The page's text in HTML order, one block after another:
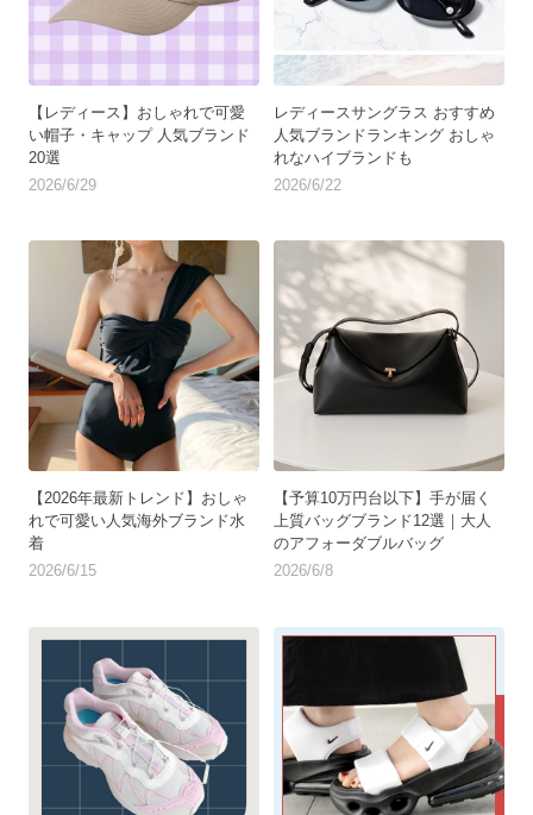
【レディース】おしゃれで可愛
い帽子・キャップ 人気ブランド
20選
2026/6/29
レディースサングラス おすすめ
人気ブランドランキング おしゃ
れなハイブランドも
2026/6/22
【2026年最新トレンド】おしゃ
れで可愛い人気海外ブランド水
着
2026/6/15
【予算10万円台以下】手が届く
上質バッグブランド12選｜大人
のアフォーダブルバッグ
2026/6/8